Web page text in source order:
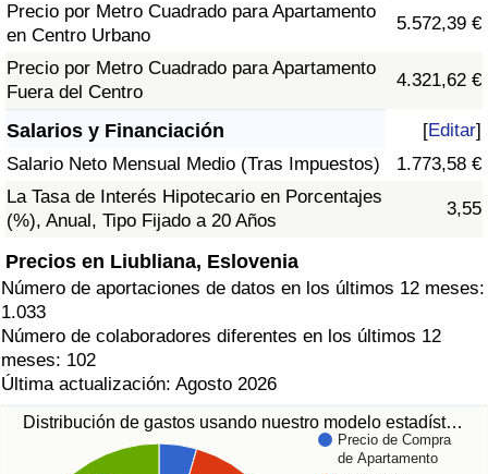
Precio por Metro Cuadrado para Apartamento
en Centro Urbano
5.572,39 €
Precio por Metro Cuadrado para Apartamento
Fuera del Centro
4.321,62 €
Salarios y Financiación [Editar]
Salario Neto Mensual Medio (Tras Impuestos)
1.773,58 €
La Tasa de Interés Hipotecario en Porcentajes
(%), Anual, Tipo Fijado a 20 Años
3,55
Precios en Liubliana, Eslovenia
Número de aportaciones de datos en los últimos 12 meses:
1.033
Número de colaboradores diferentes en los últimos 12
meses: 102
Última actualización: Agosto 2026
Distribución de gastos usando nuestro modelo estadíst…
Precio de Compra
de Apartamento